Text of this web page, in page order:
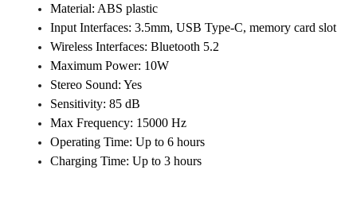
Material: ABS plastic
Input Interfaces: 3.5mm, USB Type-C, memory card slot
Wireless Interfaces: Bluetooth 5.2
Maximum Power: 10W
Stereo Sound: Yes
Sensitivity: 85 dB
Max Frequency: 15000 Hz
Operating Time: Up to 6 hours
Charging Time: Up to 3 hours